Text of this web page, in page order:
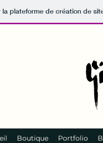
la plateforme de création de
Boutique Portfolio